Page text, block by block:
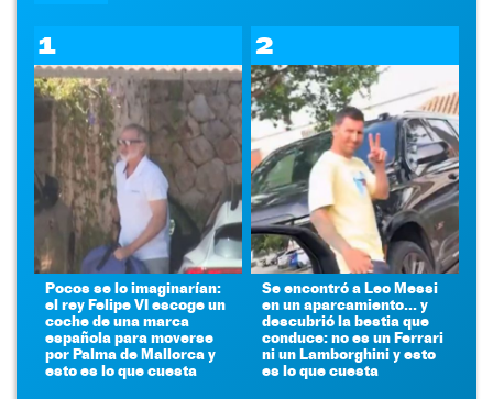
1
Pocos se lo imaginarían:
el rey Felipe VI escoge un
coche de una marca
española para moverse
por Palma de Mallorca y
esto es lo que cuesta
2
Se encontró a Leo Messi
en un aparcamiento... y
descubrió la bestia que
conduce: no es un Ferrari
ni un Lamborghini y esto
es lo que cuesta